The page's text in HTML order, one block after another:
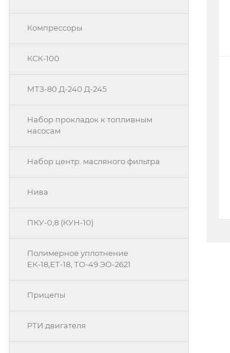
Компрессоры
КСК-100
МТЗ-80 Д-240 Д-245
Набор прокладок к топливным
насосам
Набор центр. масляного фильтра
Нива
ПКУ-0,8 (КУН-10)
Полимерное уплотнение
ЕК-18,ЕТ-18, ТО-49 ЭО-2621
Прицепы
РТИ двигателя